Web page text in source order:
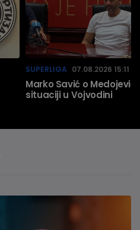
SUPERLIGA 07.08.2026 15:11
Marko Savić o
situaciji u Vojvodini